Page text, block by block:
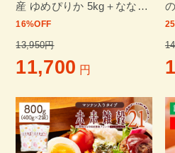
産 ゆめぴりか 5kg＋ななつ
ぼし 5kg = 合計10kg 白米
16%OFF
13,950円
11,700 円
25